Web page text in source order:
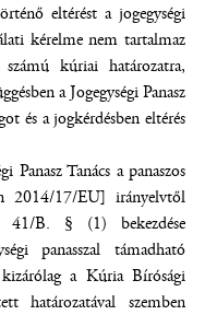
eltérést a jogegységi
kérelme nem tartalmaz
kúriai határozatra,
a Jogegységi Panasz
és a jogkérdésben eltérés
Panasz Tanács a panaszos
2014/17/EU] irányelvtől
41/B. § (1) bekezdése
panasszal támadható
a Kúria Bírósági
határozatával szemben